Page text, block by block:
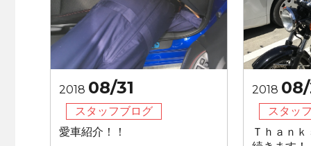
2018 08/31
スタッフブログ
愛車紹介！！
2018
スタッ
Ｔｈａｎ